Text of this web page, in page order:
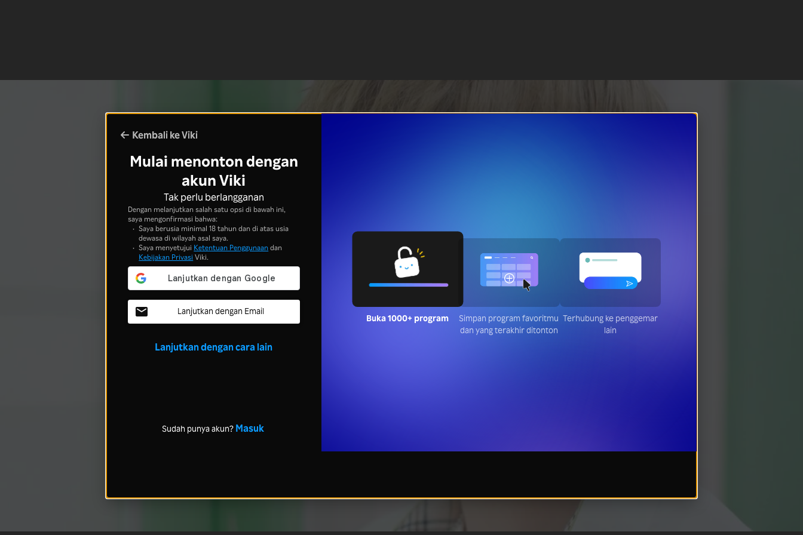
Kembali ke Viki
Mulai menonton dengan
akun Viki
Tak perlu berlangganan
Dengan melanjutkan salah satu opsi di bawah ini,
saya mengonfirmasi bahwa:
Saya berusia minimal 18 tahun dan di atas usia
dewasa di wilayah asal saya.
Saya menyetujui Ketentuan Penggunaandan
Kebijakan Privasi Viki.
Lanjutkan dengan Email
Lanjutkan dengan cara lain
Sudah punya akun? Masuk
Buka 1000+ program
Simpan program
favoritmu dan yang
Terhubung ke penggemar
lain